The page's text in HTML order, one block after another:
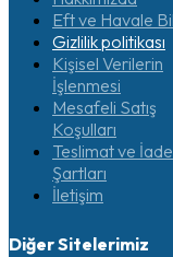
Eft ve Havale
Gizlilik politikası
Kişisel Verilerin
İşlenmesi
Mesafeli Satış
Koşulları
Teslimat ve İade
Şartları
İletişim
Diğer Sitelerimiz